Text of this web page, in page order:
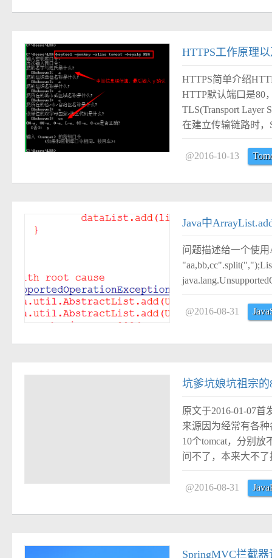
# HTTPS工作原理
HTTPS简单介绍
HTTP默认端口是80
TLS(Transport
在建立传输链路时
@2016-10-13
Java中
问题描述给一个使用
@2016-08-31
坑爹坑娘坑祖宗
原文于2016-01-07首
来源因为经常有各
10个tomcat，分别
问不了，本来大不
@2016-08-31
SpringMVC拦截器